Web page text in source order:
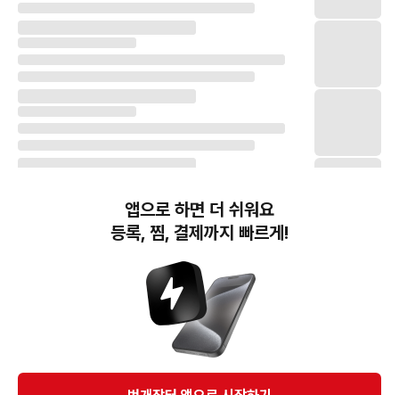
번개장터(주) 사업자정보, 이용약관 및 기타 법적고지
번개장터㈜는 통신판매중개자이며, 통신판매의 당사자가 아닙니다. 전자상거래 등에서의
소비자보호에 관한 법률 등 관련 법령 및 번개장터㈜의 약관에 따라 상품, 상품정보, 거래에 관한 책임은
개별 판매자에게 귀속하고, 번개장터㈜는 원칙적으로 회원간 거래에 대하여 책임을 지지 않습니다.
다만, 번개장터㈜가 직접 판매하는 상품에 대한 책임은 번개장터㈜에게 귀속합니다.
앱으로 하면 더 쉬워요
등록, 찜, 결제까지 빠르게!